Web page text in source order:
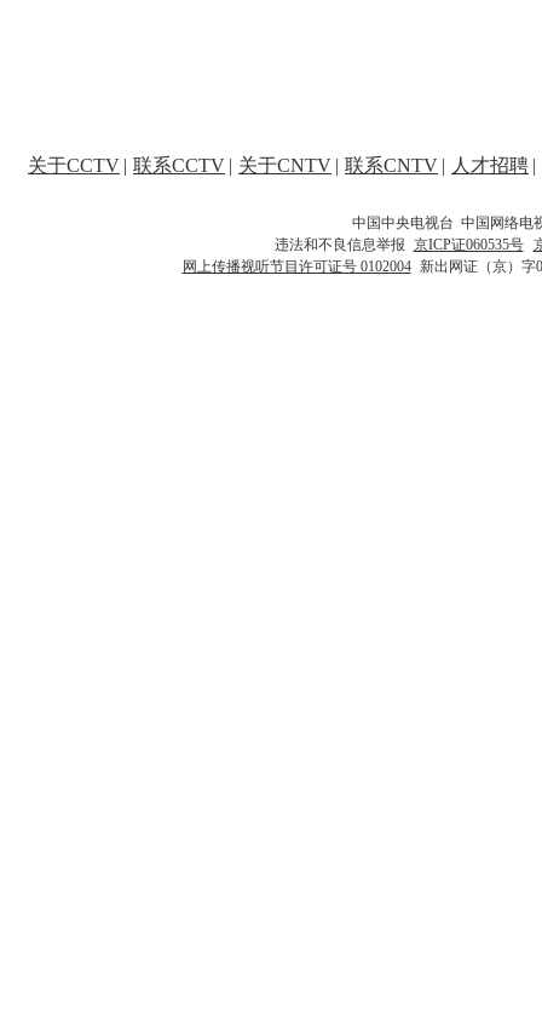
关于CCTV | 联系CCTV | 关于CNTV | 联系CNTV | 人才招聘 |
中国中央电视台 中国网络电
违法和不良信息举报 京ICP证060535号
网上传播视听节目许可证号 0102004 新出网证（京）